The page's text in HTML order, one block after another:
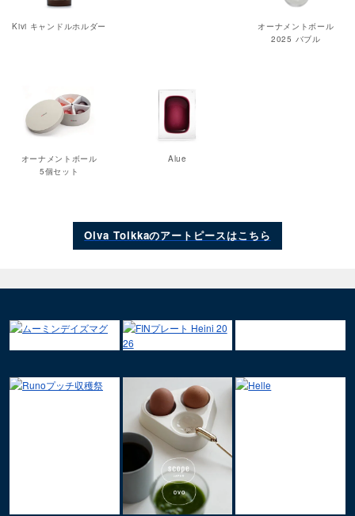
Kivi キャンドルホルダー
オーナメントボール
2025 バブル
オーナメントボール
5個セット
Alue
Oiva Toikkaのアートピースはこちら